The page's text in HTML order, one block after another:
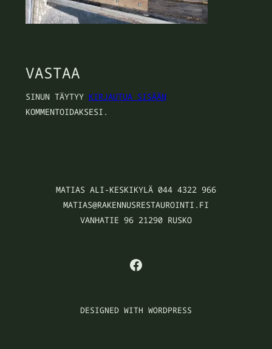
VASTAA
SINUN TÄYTYY KIRJAUTUA SISÄÄN
KOMMENTOIDAKSESI.
MATIAS ALI-KESKIKYLÄ 044 4322 966
MATIAS@RAKENNUSRESTAUROINTI.FI
VANHATIE 96 21290 RUSKO
FACEBOOK
DESIGNED WITH WORDPRESS